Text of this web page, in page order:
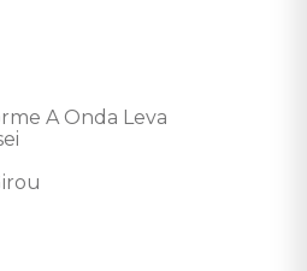
A Onda Leva